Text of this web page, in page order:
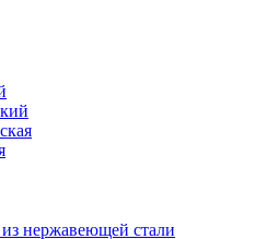
нержавеющей стали